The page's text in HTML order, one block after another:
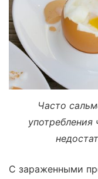
Часто
С зараженными